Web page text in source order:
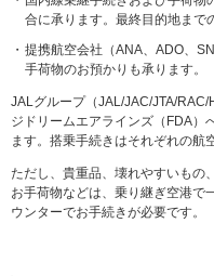
合に承ります。最終目的地まで
提携航空会社（ANA、ADO、
手荷物のお預かりも承ります。
JALグループ（JAL/JAC/JTA/
ジドリームエアラインズ（FDA）
ます。搭乗手続きはそれぞれの航
ただし、貴重品、壊れやすいもの
お手荷物などは、乗り継ぎ空港で
ウンターでお手続きが必要です。